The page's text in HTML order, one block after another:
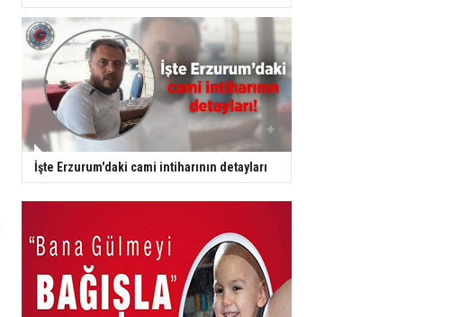
İşte Erzurum'daki cami intiharının detayları